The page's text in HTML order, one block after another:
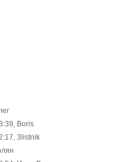
Boris
3listnik